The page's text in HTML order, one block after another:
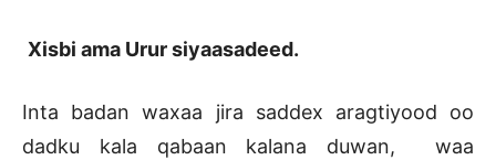
Xisbi ama Urur siyaasadeed.
Inta badan waxaa jira saddex aragtiyood oo
dadku kala qabaan kalana duwan, waa